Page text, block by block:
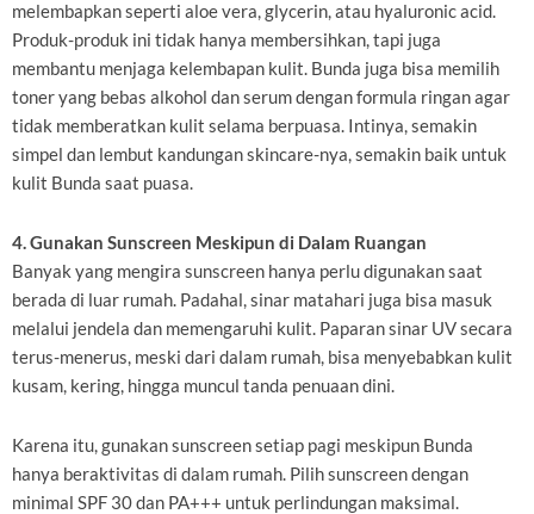
melembapkan seperti aloe vera, glycerin, atau hyaluronic acid.
Produk-produk ini tidak hanya membersihkan, tapi juga
membantu menjaga kelembapan kulit. Bunda juga bisa memilih
toner yang bebas alkohol dan serum dengan formula ringan agar
tidak memberatkan kulit selama berpuasa. Intinya, semakin
simpel dan lembut kandungan skincare-nya, semakin baik untuk
kulit Bunda saat puasa.
4. Gunakan Sunscreen Meskipun di Dalam Ruangan
Banyak yang mengira sunscreen hanya perlu digunakan saat
berada di luar rumah. Padahal, sinar matahari juga bisa masuk
melalui jendela dan memengaruhi kulit. Paparan sinar UV secara
terus-menerus, meski dari dalam rumah, bisa menyebabkan kulit
kusam, kering, hingga muncul tanda penuaan dini.
Karena itu, gunakan sunscreen setiap pagi meskipun Bunda
hanya beraktivitas di dalam rumah. Pilih sunscreen dengan
minimal SPF 30 dan PA+++ untuk perlindungan maksimal.